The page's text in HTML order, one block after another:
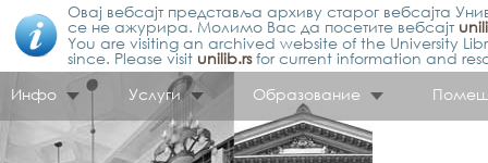
Овај вебсајт представља архиву старог вебсајта
се не ажурира. Молимо Вас да посетите вебсајт
You are visiting an archived website of the University
since. Please visit unilib.rsfor current information and
Инфо
Услуги Образование